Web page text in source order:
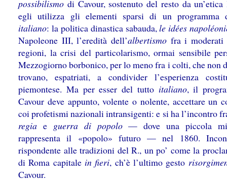
possibilismo di Cavour, sostenuto del resto da
egli utilizza gli elementi sparsi di un programma
italiano: la politica dinastica sabauda,le idées
Napoleone III, l’eredità dell’albertismofra i moderati
regioni, la crisi del particolarismo, ormai sensibile
Mezzogiorno borbonico, per lo meno fra i colti, che non
trovano, espatriati, a condivider l’esperienza
piemontese. Ma per esser del tutto italiano, il
Cavour deve appunto, volente o nolente, accettare un
coi profetismi nazionali intransigenti: e si ha l’incontro
regia e guerra di popolo— dove una piccola
rappresenta il «popolo» futuro — nel 1860.
rispondente alle tradizioni del R., un po’ come la
di Roma capitale in fieri, ch’è l’ultimo gesto
Cavour.